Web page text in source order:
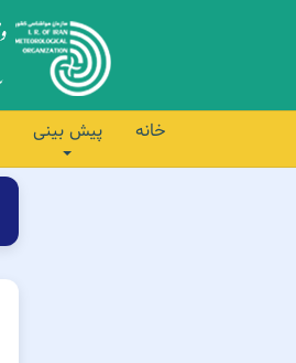
خانه پیش بینی